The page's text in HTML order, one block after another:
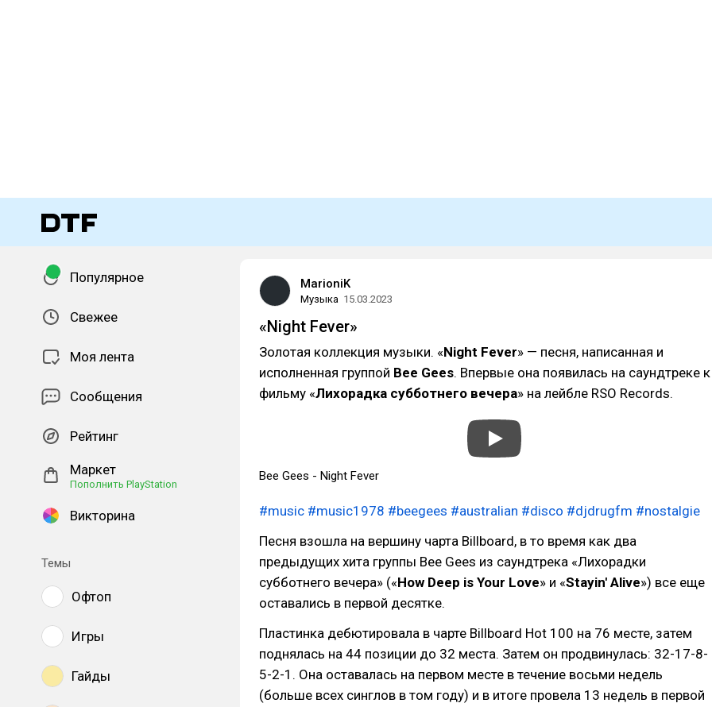
Популярное
Свежее
Моя лента
Сообщения
Рейтинг
Маркет
Пополнить PlayStation
Викторина
Темы
Офтоп
Игры
Гайды
MarioniK
Музыка 15.03.2023
«Night Fever»
Золотая коллекция музыки. «Night Fever» — песня, написанная и
исполненная группой Bee Gees. Впервые она появилась на саундтреке к
фильму «Лихорадка субботнего вечера» на лейбле RSO Records.
Bee Gees - Night Fever
#music #music1978 #beegees #australian #disco #djdrugfm #nostalgie
Песня взошла на вершину чарта Billboard, в то время как два
предыдущих хита группы Bee Gees из саундтрека «Лихорадки
субботнего вечера» («How Deep is Your Love» и «Stayin' Alive») все еще
оставались в первой десятке.
Пластинка дебютировала в чарте Billboard Hot 100 на 76 месте, затем
поднялась на 44 позиции до 32 места. Затем он продвинулась: 32-17-8-
5-2-1. Она оставалась на первом месте в течение восьми недель
(больше всех синглов в том году) и в итоге провела 13 недель в первой